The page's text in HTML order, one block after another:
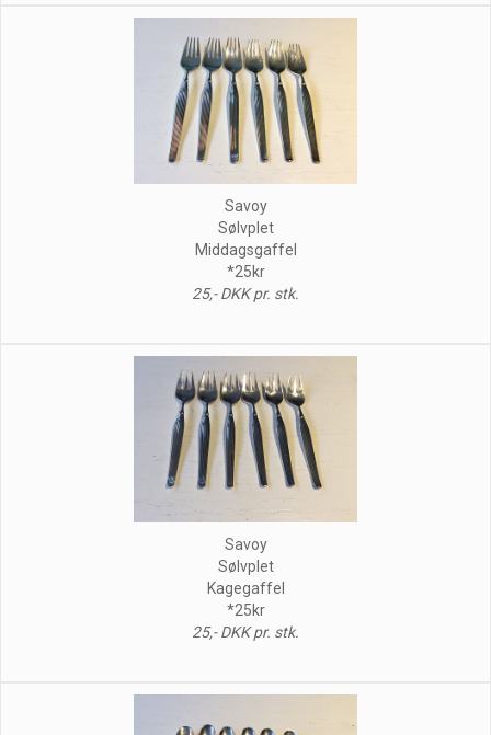
Savoy
Sølvplet
Middagsgaffel
*25kr
25,- DKK pr. stk.
Savoy
Sølvplet
Kagegaffel
*25kr
25,- DKK pr. stk.